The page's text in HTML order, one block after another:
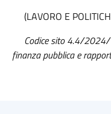
(LAVORO E
Codice sito 4.4/2024/
finanza pubblica e